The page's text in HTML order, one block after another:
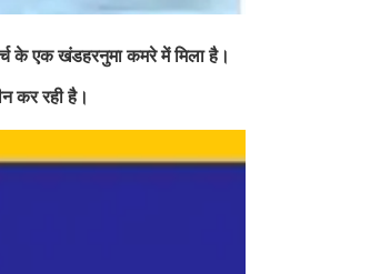
के एक खंडहरनुमा कमरे में मिला है।
कर रही है।